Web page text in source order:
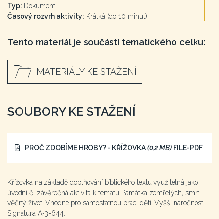
Typ: Dokument
Časový rozvrh aktivity: Krátká (do 10 minut)
Tento materiál je součástí tematického celku:
MATERIÁLY KE STAŽENÍ
SOUBORY KE STAŽENÍ
PROČ ZDOBÍME HROBY? - KŘÍŽOVKA(0,2 MB) FILE-PDF
Křížovka na základě doplňování bíblického textu využitelná jako
úvodní či závěrečná aktivita k tématu Památka zemřelých, smrt;
věčný život. Vhodné pro samostatnou práci dětí. Vyšší náročnost.
Signatura A-3-644.